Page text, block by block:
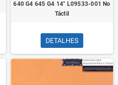
640 G4 645 G4 14" L09533-001 No
Táctil
DETALHES